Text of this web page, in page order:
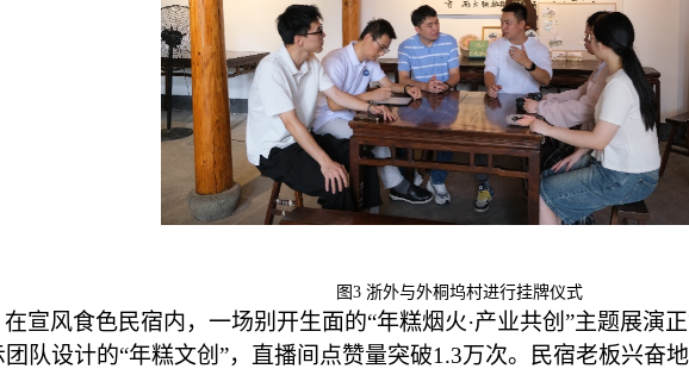
图3 浙外与外桐坞村进行挂牌仪式
在宣风食色民宿内，一场别开生面的“年糕烟火·产业共创”主题展演
队设计的“年糕文创 ”， 直播间 点赞量突破1.3万次。民宿老板兴奋